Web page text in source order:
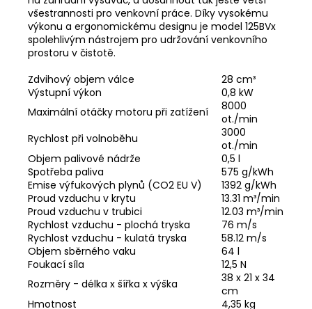
všestrannosti pro venkovní práce. Díky vysokému
výkonu a ergonomickému designu je model 125BVx
spolehlivým nástrojem pro udržování venkovního
prostoru v čistotě.
Zdvihový objem válce
28 cm³
Výstupní výkon
0,8 kW
Maximální otáčky motoru při zatížení
8000
ot./min
Rychlost při volnoběhu
3000
ot./min
Objem palivové nádrže
0,5 l
Spotřeba paliva
575 g/kWh
Emise výfukových plynů (CO2 EU V)
1392 g/kWh
Proud vzduchu v krytu
13.31 m³/min
Proud vzduchu v trubici
12.03 m³/min
Rychlost vzduchu - plochá tryska
76 m/s
Rychlost vzduchu - kulatá tryska
58.12 m/s
Objem sběrného vaku
64 l
Foukací síla
12,5 N
Rozměry - délka x šířka x výška
38 x 21 x 34
cm
Hmotnost
4,35 kg